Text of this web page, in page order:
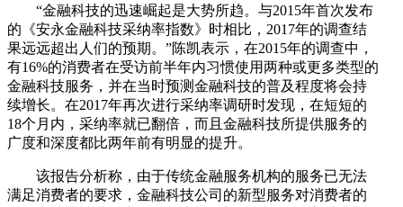
“金融科技的迅速崛起是大势所趋。与2015年首次发布
的《安永金融科技采纳率指数》时相比，2017年的调查结
果远远超出人们的预期。”陈凯表示，在2015年的调查中，
有16%的消费者在受访前半年内习惯使用两种或更多类型的
金融科技服务，并在当时预测金融科技的普及程度将会持
续增长。在2017年再次进行采纳率调研时发现，在短短的
18个月内，采纳率就已翻倍，而且金融科技所提供服务的
广度和深度都比两年前有明显的提升。
该报告分析称，由于传统金融服务机构的服务已无法
满足消费者的要求，金融科技公司的新型服务对消费者的